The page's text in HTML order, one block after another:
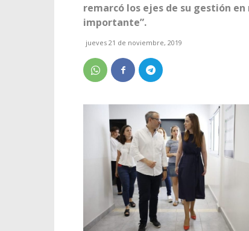
remarcó los ejes de su gestión
importante”.
jueves 21 de noviembre, 2019